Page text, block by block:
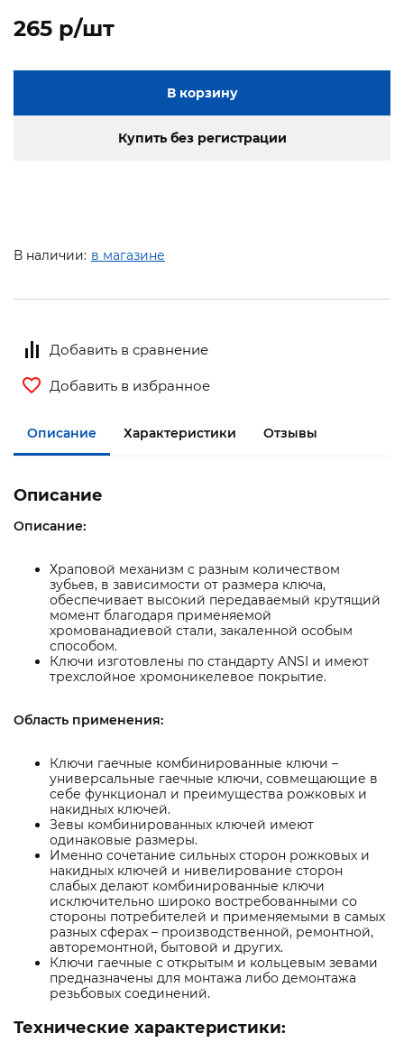
265 p/шт
В корзину
Купить без регистрации
В наличии: в магазине
Добавить в сравнение
Добавить в избранное
Описание Характеристики Отзывы
Описание
Описание:
Храповой механизм с разным количеством
зубьев, в зависимости от размера ключа,
обеспечивает высокий передаваемый крутящий
момент благодаря применяемой
хромованадиевой стали, закаленной особым
способом.
Ключи изготовлены по стандарту ANSI и имеют
трехслойное хромоникелевое покрытие.
Область применения:
Ключи гаечные комбинированные ключи –
универсальные гаечные ключи, совмещающие в
себе функционал и преимущества рожковых и
накидных ключей.
Зевы комбинированных ключей имеют
одинаковые размеры.
Именно сочетание сильных сторон рожковых и
накидных ключей и нивелирование сторон
слабых делают комбинированные ключи
исключительно широко востребованными со
стороны потребителей и применяемыми в самых
разных сферах – производственной, ремонтной,
авторемонтной, бытовой и других.
Ключи гаечные с открытым и кольцевым зевами
предназначены для монтажа либо демонтажа
резьбовых соединений.
Технические характеристики: